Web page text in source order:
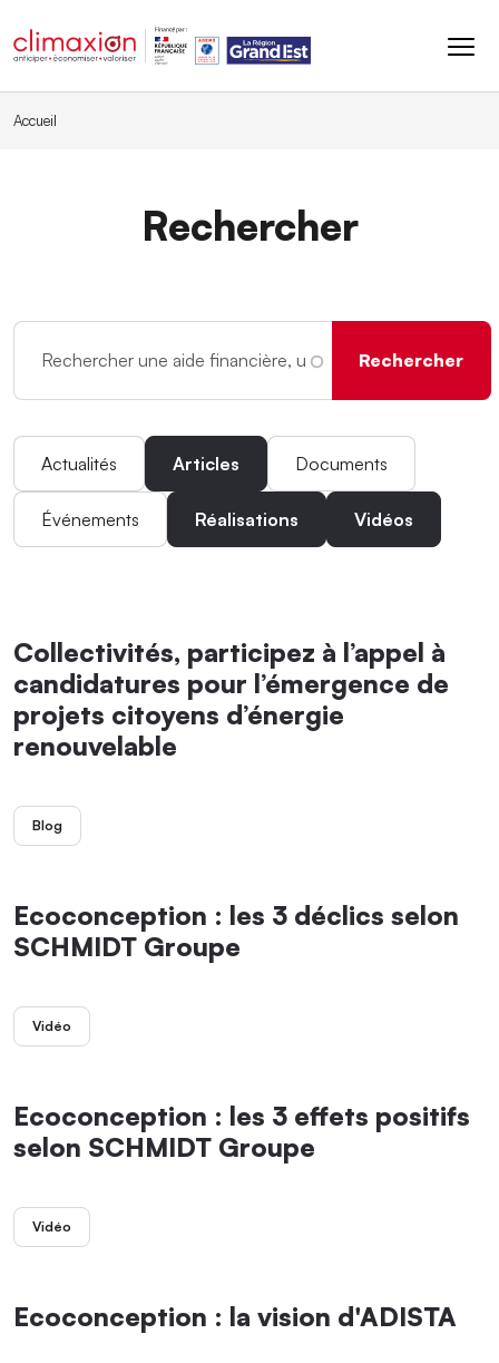
Accueil
Rechercher
Actualités Articles Documents
Événements Réalisations Vidéos
Collectivités, participez à l’appel à
candidatures pour l’émergence de
projets citoyens d’énergie
renouvelable
Blog
Ecoconception : les 3 déclics selon
SCHMIDT Groupe
Vidéo
Ecoconception : les 3 effets positifs
selon SCHMIDT Groupe
Vidéo
Ecoconception : la vision d'ADISTA